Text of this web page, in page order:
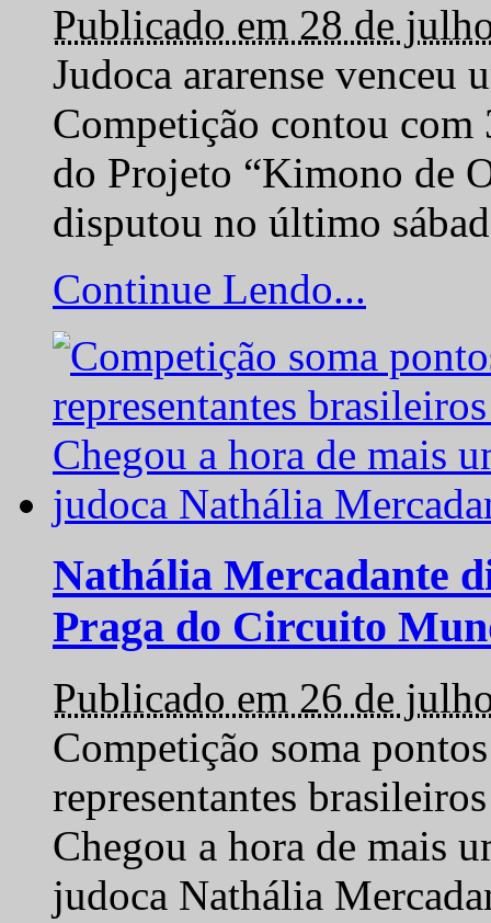
Publicado em 28 de
Judoca ararense venceu
Competição contou com
do Projeto “Kimono de
disputou no último
Continue Lendo...
Nathália Mercadante
Praga do Circuito
Publicado em 26 de
Competição soma
representantes
Chegou a hora de mais
judoca Nathália